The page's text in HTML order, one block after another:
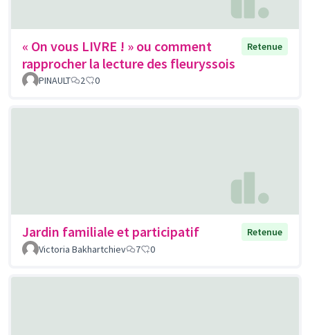
« On vous LIVRE ! » ou comment
rapprocher la lecture des fleuryssois
Retenue
PINAULT 2 0
Jardin familiale et participatif
Retenue
Victoria Bakhartchiev
7 0